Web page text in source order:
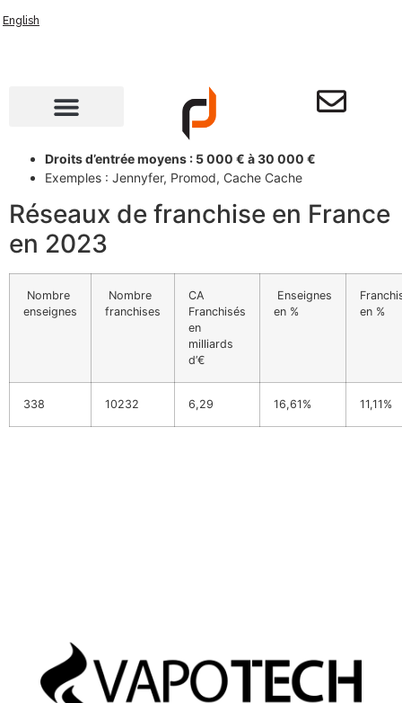
English
Droits d’entrée moyens : 5 000 € à 30 000 €
Exemples : Jennyfer, Promod, Cache Cache
Réseaux de franchise en France
en 2023
Nombre
enseignes
Nombre
franchises
CA
Franchisés
en
milliards
d’€
Enseignes
en %
en %
338 10232 6,29 16,61% 11,11%